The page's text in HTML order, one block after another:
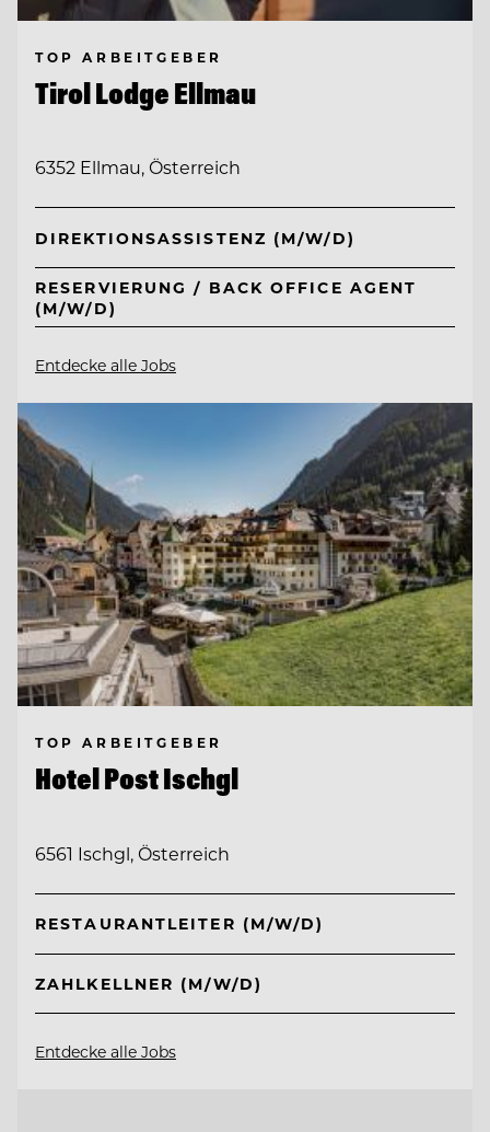
TOP ARBEITGEBER
Tirol Lodge Ellmau
6352 Ellmau, Österreich
DIREKTIONSASSISTENZ (M/W/D)
RESERVIERUNG / BACK OFFICE AGENT
(M/W/D)
Entdecke alle Jobs
TOP ARBEITGEBER
Hotel Post Ischgl
6561 Ischgl, Österreich
RESTAURANTLEITER (M/W/D)
ZAHLKELLNER (M/W/D)
Entdecke alle Jobs